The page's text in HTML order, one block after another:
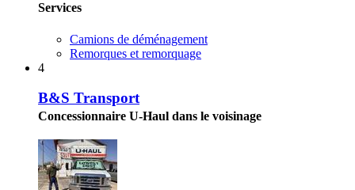
Services
Camions de déménagement
Remorques et remorquage
4
B&S Transport
Concessionnaire U-Haul dans le voisinage